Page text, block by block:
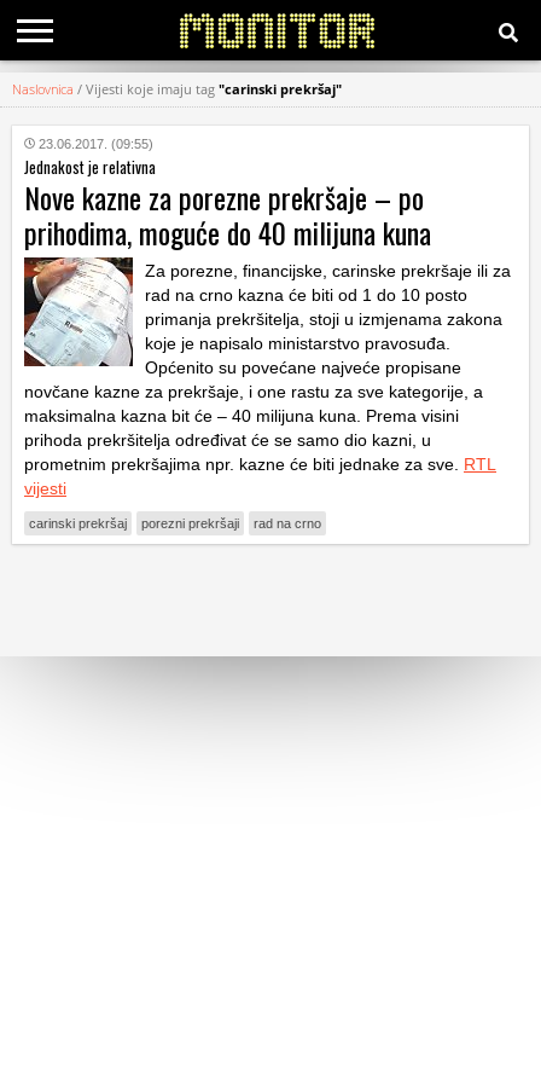
KATEGORIJE
HRVATSKI
WEB
Naslovnica / Vijesti koje imaju tag "carinski prekršaj"
23.06.2017. (09:55)
Jednakost je relativna
Nove kazne za porezne prekršaje – po
prihodima, moguće do 40 milijuna kuna
Za porezne, financijske, carinske prekršaje ili za
rad na crno kazna će biti od 1 do 10 posto
primanja prekršitelja, stoji u izmjenama zakona
koje je napisalo ministarstvo pravosuđa.
Općenito su povećane najveće propisane
novčane kazne za prekršaje, i one rastu za sve kategorije, a
maksimalna kazna bit će – 40 milijuna kuna. Prema visini
prihoda prekršitelja određivat će se samo dio kazni, u
prometnim prekršajima npr. kazne će biti jednake za sve. RTL
vijesti
carinski prekršaj porezni prekršaji rad na crno